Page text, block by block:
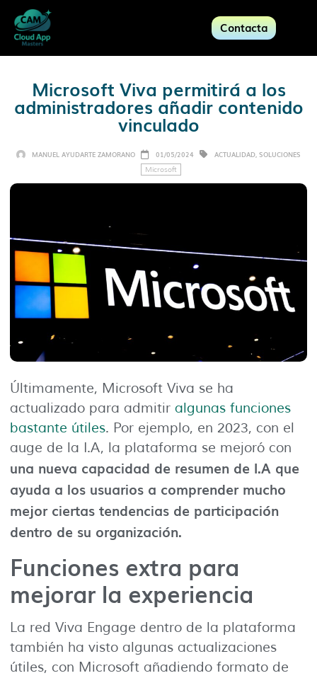
Contacta
Microsoft Viva permitirá a los
administradores añadir contenido
vinculado
MANUEL AYUDARTE ZAMORANO 01/05/2024 ACTUALIDAD, SOLUCIONES
Microsoft
Últimamente, Microsoft Viva se ha
actualizado para admitir algunas funciones
bastante útiles. Por ejemplo, en 2023, con el
auge de la I.A, la plataforma se mejoró con
una nueva capacidad de resumen de I.A que
ayuda a los usuarios a comprender mucho
mejor ciertas tendencias de participación
dentro de su organización.
Funciones extra para
mejorar la experiencia
La red Viva Engage dentro de la plataforma
también ha visto algunas actualizaciones
útiles, con Microsoft añadiendo formato de